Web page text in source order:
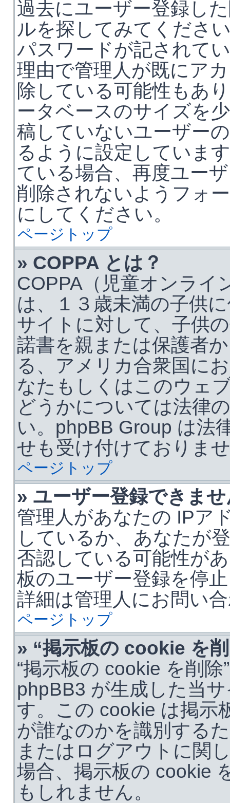
過去にユーザー登録し
ルを探してみてくださ
パスワードが記されて
理由で管理人が既にア
除している可能性もあ
ータベースのサイズを
稿していないユーザー
るように設定していま
ている場合、再度ユー
削除されないようフォ
にしてください。
ページトップ
» COPPA とは？
COPPA（児童オンライ
は、１３歳未満の子供
サイトに対して、子供
諾書を親または保護者
る、アメリカ合衆国に
なたもしくはこのウェ
どうかについては法律
い。phpBB Group は法
せも受け付けておりま
ページトップ
» ユーザー登録できま
管理人があなたの IPア
しているか、あなたが
否認している可能性が
板のユーザー登録を停
詳細は管理人にお問い
ページトップ
» “掲示板の cookie を
“掲示板の cookie を削
phpBB3 が生成した当
す。この cookie は掲示
が誰なのかを識別する
またはログアウトに関
場合、掲示板の cookie
もしれません。